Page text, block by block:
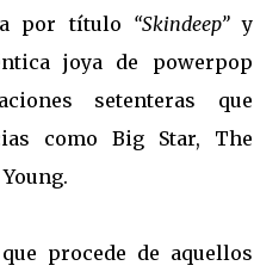
por título “Skindeep”y
joya de powerpop
setenteras que
como Big Star, The
procede de aquellos